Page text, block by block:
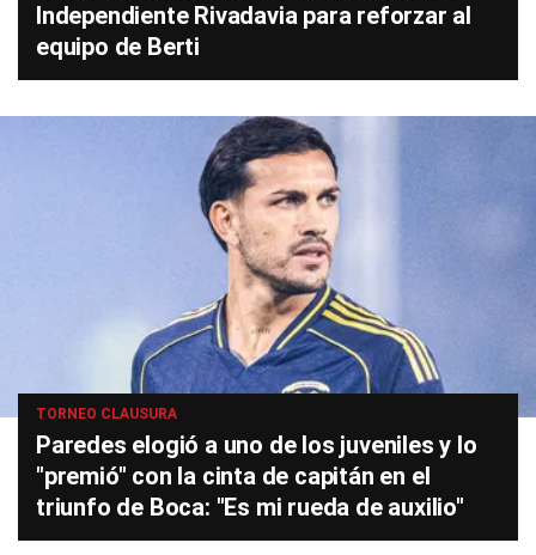
Independiente Rivadavia para reforzar al
equipo de Berti
TORNEO CLAUSURA
Paredes elogió a uno de los juveniles y lo
"premió" con la cinta de capitán en el
triunfo de Boca: "Es mi rueda de auxilio"